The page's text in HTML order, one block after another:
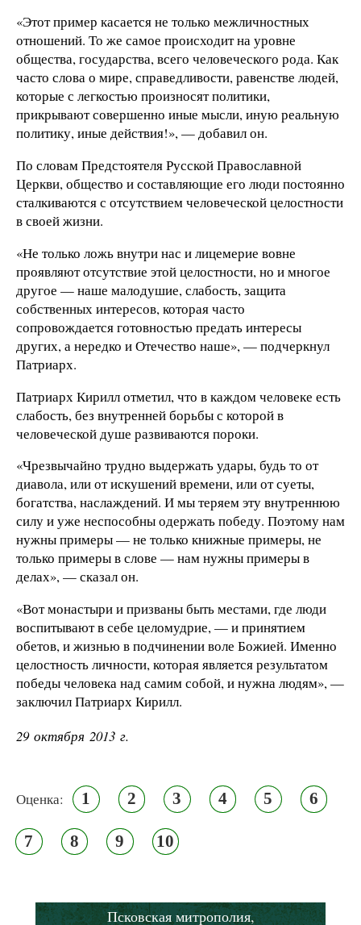
«Этот пример касается не только межличностных
отношений. То же самое происходит на уровне
общества, государства, всего человеческого рода. Как
часто слова о мире, справедливости, равенстве людей,
которые с легкостью произносят политики,
прикрывают совершенно иные мысли, иную реальную
политику, иные действия!», — добавил он.
По словам Предстоятеля Русской Православной
Церкви, общество и составляющие его люди постоянно
сталкиваются с отсутствием человеческой целостности
в своей жизни.
«Не только ложь внутри нас и лицемерие вовне
проявляют отсутствие этой целостности, но и многое
другое — наше малодушие, слабость, защита
собственных интересов, которая часто
сопровождается готовностью предать интересы
других, а нередко и Отечество наше», — подчеркнул
Патриарх.
Патриарх Кирилл отметил, что в каждом человеке есть
слабость, без внутренней борьбы с которой в
человеческой душе развиваются пороки.
«Чрезвычайно трудно выдержать удары, будь то от
диавола, или от искушений времени, или от суеты,
богатства, наслаждений. И мы теряем эту внутреннюю
силу и уже неспособны одержать победу. Поэтому нам
нужны примеры — не только книжные примеры, не
только примеры в слове — нам нужны примеры в
делах», — сказал он.
«Вот монастыри и призваны быть местами, где люди
воспитывают в себе целомудрие, — и принятием
обетов, и жизнью в подчинении воле Божией. Именно
целостность личности, которая является результатом
победы человека над самим собой, и нужна людям», —
заключил Патриарх Кирилл.
29 октября 2013 г.
Оценка: 1 2 3 4 5 6
7 8 9 10
Псковская митрополия,